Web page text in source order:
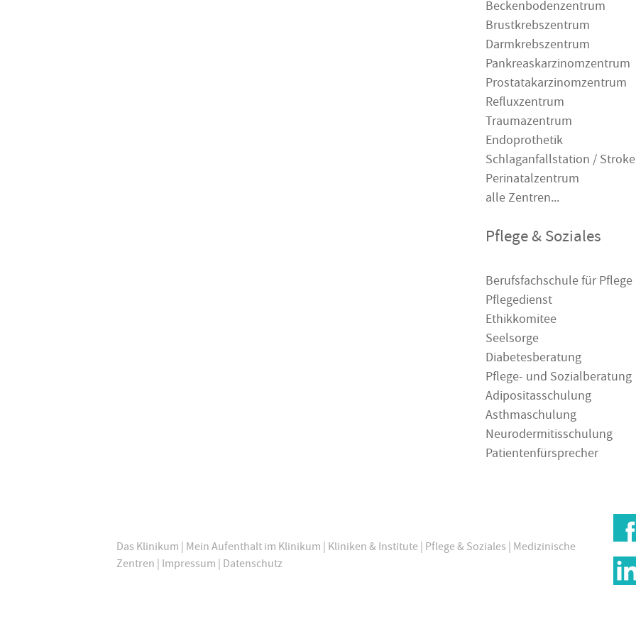
Beckenbodenzentrum
Brustkrebszentrum
Darmkrebszentrum
Pankreaskarzinomzentrum
Prostatakarzinomzentrum
Refluxzentrum
Traumazentrum
Endoprothetik
Schlaganfallstation /
Perinatalzentrum
alle Zentren...
Pflege & Soziales
Berufsfachschule für Pflege
Pflegedienst
Ethikkomitee
Seelsorge
Diabetesberatung
Pflege- und Sozialberatung
Adipositasschulung
Asthmaschulung
Neurodermitisschulung
Patientenfürsprecher
Das Klinikum Mein Aufenthalt im Klinikum Kliniken & Institute Pflege & Soziales Medizinische
Zentren Impressum Datenschutz